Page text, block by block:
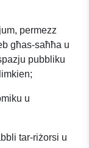
permezz
għas-saħħa u
pubbliku
u
tar-riżorsi u